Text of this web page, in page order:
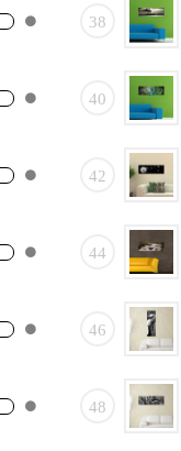
38
40
42
44
46
48